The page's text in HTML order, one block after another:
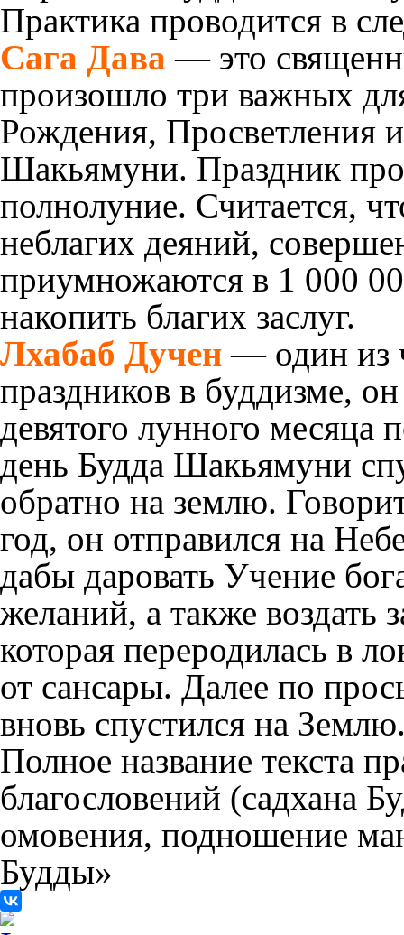
Практика проводится в
Сага Дава — это
произошло три важных
Рождения, Просветления
Шакьямуни. Праздник
полнолуние. Считается,
неблагих деяний,
приумножаются в 1 000
накопить благих заслуг.
Лхабаб Дучен — один из
праздников в буддизме,
девятого лунного месяца
день Будда Шакьямуни
обратно на землю.
год, он отправился на
дабы даровать Учение
желаний, а также воздать
которая переродилась в
от сансары. Далее по
вновь спустился на
Полное название текста
благословений (садхана
омовения, подношение
Будды»